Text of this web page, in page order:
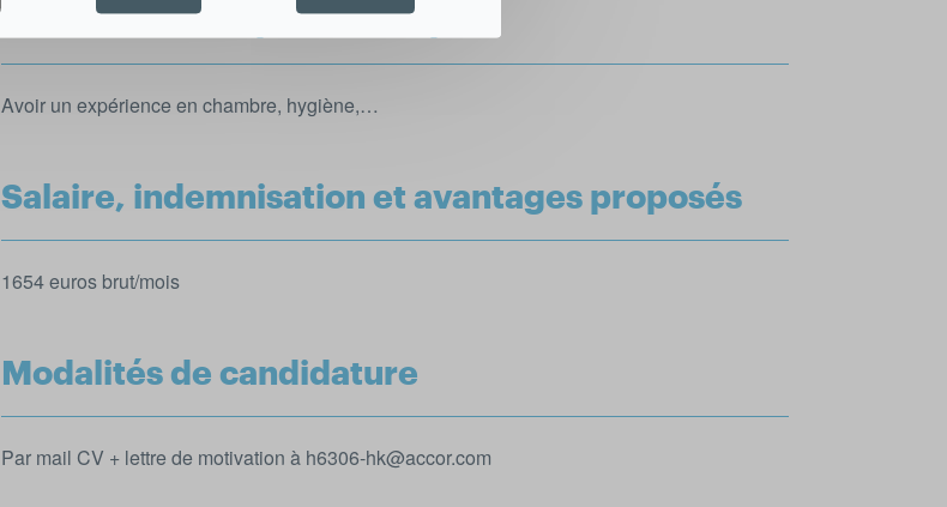
Qualification/diplômes requis
Avoir un expérience en chambre, hygiène,…
Salaire, indemnisation et avantages proposés
1654 euros brut/mois
Modalités de candidature
Par mail CV + lettre de motivation à h6306-hk@accor.com